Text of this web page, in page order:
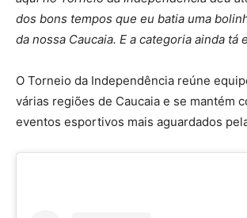
dos bons tempos que eu batia uma
da nossa Caucaia. E a categoria ainda tá
O Torneio da Independência reúne
várias regiões de Caucaia e se mantém
eventos esportivos mais aguardados